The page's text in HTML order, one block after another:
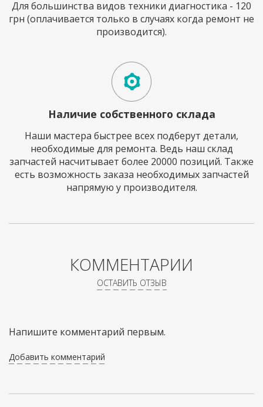
Для большинства видов техники диагностика - 120
грн (оплачивается только в случаях когда ремонт не
производится).
Наличие собственного склада
Наши мастера быстрее всех подберут детали,
необходимые для ремонта. Ведь наш склад
запчастей насчитывает более 20000 позиций. Также
есть возможность заказа необходимых запчастей
напрямую у производителя.
КОММЕНТАРИИ
ОСТАВИТЬ ОТЗЫВ
Напишите комментарий первым.
Добавить комментарий